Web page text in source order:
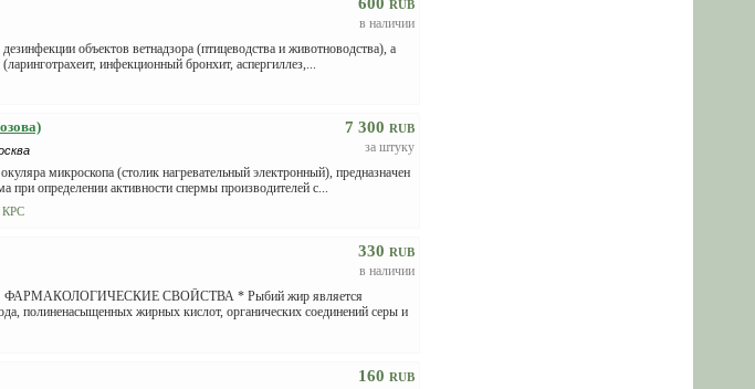
RUB
в наличии
объектов ветнадзора (птицеводства и животноводства), а
инфекционный бронхит, аспергиллез,...
7 300 RUB
за штуку
микроскопа (столик нагревательный электронный), предназначен
при определении активности спермы производителей с...
КРС
330 RUB
в наличии
ФАРМАКОЛОГИЧЕСКИЕ СВОЙСТВА * Рыбий жир является
полиненасыщенных жирных кислот, органических соединений серы и
160 RUB